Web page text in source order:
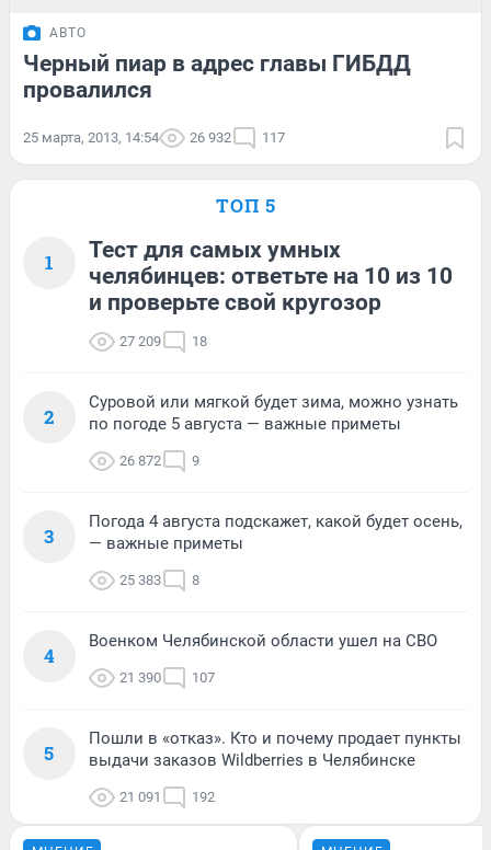
АВТО
Черный пиар в адрес главы ГИБДД
провалился
25 марта, 2013, 14:54 26 932 117
ТОП 5
1
Тест для самых умных
челябинцев: ответьте на 10 из 10
и проверьте свой кругозор
27 209 18
2
Суровой или мягкой будет зима, можно узнать
по погоде 5 августа — важные приметы
26 872 9
3
Погода 4 августа подскажет, какой будет осень,
— важные приметы
25 383 8
4
Военком Челябинской области ушел на СВО
21 390 107
5
Пошли в «отказ». Кто и почему продает пункты
выдачи заказов Wildberries в Челябинске
21 091 192